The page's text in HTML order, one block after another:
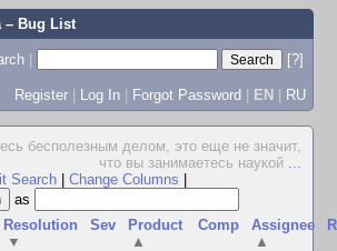
– Bug List
|
[?]
Register | Log In | Forgot Password | EN | RU
бесполезным делом, это еще не значит,
что вы занимаетесь наукой ...
Search Change Columns
as
Resolution
▼
Sev
Product
▲
Comp
Assignee
▲